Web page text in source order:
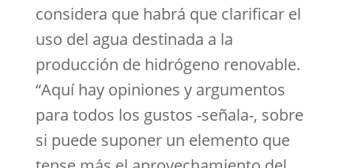
considera que habrá que clarificar el
uso del agua destinada a la
producción de hidrógeno renovable.
“Aquí hay opiniones y argumentos
para todos los gustos -señala-, sobre
si puede suponer un elemento que